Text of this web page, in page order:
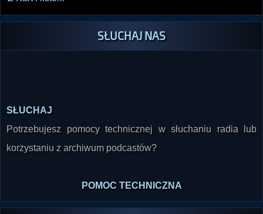
SŁUCHAJ NAS
Potrzebujesz pomocy technicznej w słuchaniu radia lub
korzystaniu z archiwum podcastów?
SKONTAKTUJ SIĘ Z NAMI